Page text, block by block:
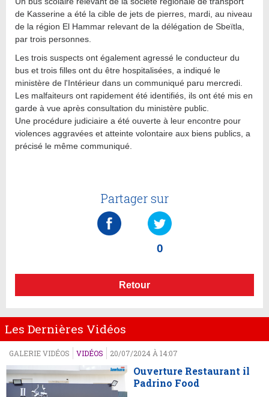
de Kasserine a été la cible de jets de pierres, mardi, au niveau
de la région El Hammar relevant de la délégation de Sbeïtla,
par trois personnes.
Les trois suspects ont également agressé le conducteur du
bus et trois filles ont du être hospitalisées, a indiqué le
ministère de l'Intérieur dans un communiqué paru mercredi.
Les malfaiteurs ont rapidement été identifiés, ils ont été mis en
garde à vue après consultation du ministère public.
Une procédure judiciaire a été ouverte à leur encontre pour
violences aggravées et atteinte volontaire aux biens publics, a
précisé le même communiqué.
Partager sur
0
Retour
Les Dernières Vidéos
GALERIE VIDÉOS VIDÉOS 20/07/2024 À 14:07
Ouverture Restaurant il
Padrino Food